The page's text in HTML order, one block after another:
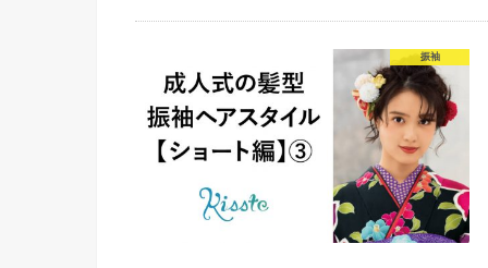
振袖